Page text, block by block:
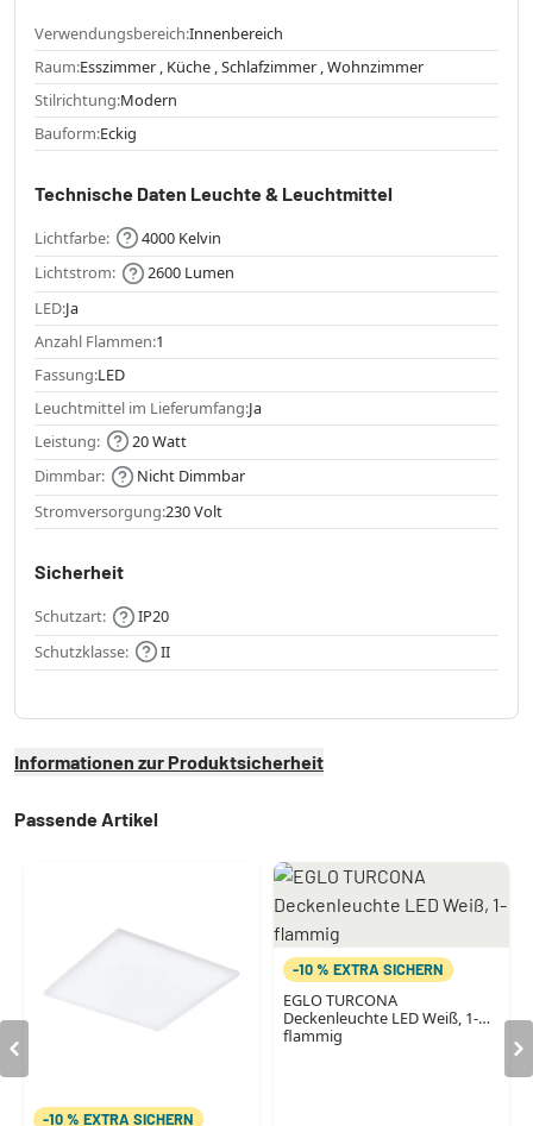
Verwendungsbereich:Innenbereich
Raum:Esszimmer , Küche , Schlafzimmer , Wohnzimmer
Stilrichtung:Modern
Bauform:Eckig
Technische Daten Leuchte & Leuchtmittel
Lichtfarbe:
4000 Kelvin
Lichtstrom:
2600 Lumen
LED:Ja
Anzahl Flammen:1
Fassung:LED
Leuchtmittel im Lieferumfang:Ja
Leistung:
20 Watt
Dimmbar:
Nicht Dimmbar
Stromversorgung:230 Volt
Sicherheit
Schutzart:
IP20
Schutzklasse:
II
Informationen zur Produktsicherheit
Passende Artikel
-10 % EXTRA SICHERN
-10 % EXTRA SICHERN
EGLO TURCONA
Deckenleuchte LED Weiß, 1-
flammig